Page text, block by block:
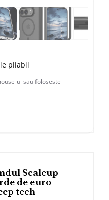
01 / 05
pliabil
ul sau foloseste
Scaleup
de euro
tech